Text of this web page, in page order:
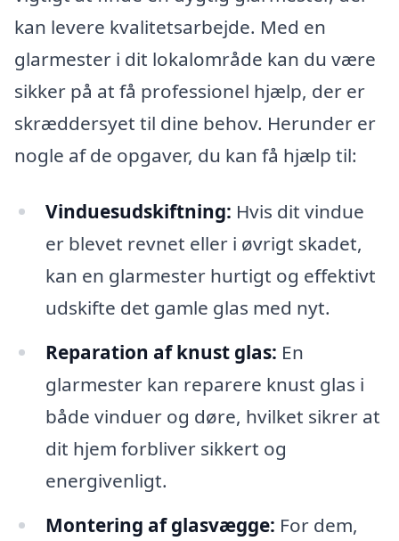
kan levere kvalitetsarbejde. Med en
glarmester i dit lokalområde kan du være
sikker på at få professionel hjælp, der er
skræddersyet til dine behov. Herunder er
nogle af de opgaver, du kan få hjælp til:
Vinduesudskiftning: Hvis dit vindue
er blevet revnet eller i øvrigt skadet,
kan en glarmester hurtigt og effektivt
udskifte det gamle glas med nyt.
Reparation af knust glas: En
glarmester kan reparere knust glas i
både vinduer og døre, hvilket sikrer at
dit hjem forbliver sikkert og
energivenligt.
Montering af glasvægge: For dem,